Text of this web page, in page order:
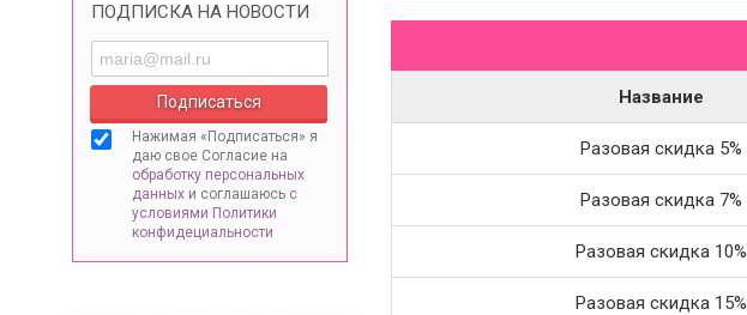
ПОДПИСКА НА НОВОСТИ
Нажимая «Подписаться» я
даю свое Согласие на
обработку персональных
данных и соглашаюсь с
условиями Политики
конфидециальности
Название
Разовая скидка 5%
Разовая скидка 7%
Разовая скидка 10%
Разовая скидка 15%